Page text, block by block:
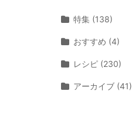
特集 (138)
おすすめ (4)
レシピ (230)
アーカイブ (41)